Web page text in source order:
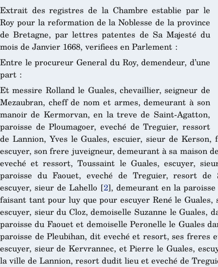
Extrait des registres de la Chambre establie par le
Roy pour la reformation de la Noblesse de la province
de Bretagne, par lettres patentes de Sa Majesté du
mois de Janvier 1668, verifiees en Parlement :
Entre le procureur General du Roy, demendeur, d’une
part :
Et messire Rolland le Guales, chevaillier, seigneur de
Mezaubran, cheff de nom et armes, demeurant à son
manoir de Kermorvan, en la treve de Saint-Agatton,
paroisse de Ploumagoer, eveché de Treguier, ressort
de Lannion, Yves le Guales, escuier, sieur de
escuyer, son frere juveigneur, demeurant à sa maison
eveché et ressort, Toussaint le Guales, escuyer,
paroisse du Faouet, eveché de Treguier, resort
escuyer, sieur de Lahello [2], demeurant en la
faisant tant pour luy que pour escuyer René le
escuyer, sieur du Cloz, demoiselle Suzanne le Guales,
paroisse du Faouet et demoiselle Peronelle le Guales
paroisse de Pleubihan, dit eveché et resort, ses freres
escuyer, sieur de Kervrannec, et Pierre le Guales,
la ville de Lannion, resort dudit lieu et eveché de